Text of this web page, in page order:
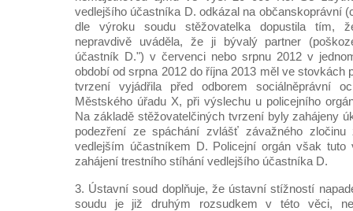
vedlejšího účastníka D. odkázal na občanskoprávní
dle výroku soudu stěžovatelka dopustila tím,
nepravdivě uváděla, že ji bývalý partner
účastník D.") v červenci nebo srpnu 2012 v
období od srpna 2012 do října 2013 měl ve stovkách
tvrzení vyjádřila před odborem sociálněprávní
Městského úřadu X, při výslechu u policejního
Na základě stěžovatelčiných tvrzení byly zahájeny
podezření ze spáchání zvlášť závažného zločinu
vedlejším účastníkem D. Policejní orgán však tuto
zahájení trestního stíhání vedlejšího účastníka D.
3. Ústavní soud doplňuje, že ústavní stížností
soudu je již druhým rozsudkem v této věci,